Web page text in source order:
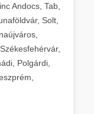
Andocs, Tab,
Solt,
Polgárdi,